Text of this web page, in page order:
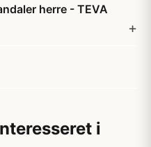
herre - TEVA
i